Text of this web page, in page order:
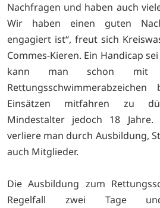
Nachfragen und haben auch
Wir haben einen guten
engagiert ist“, freut sich
Commes-Kieren. Ein Handicap
kann man schon mit
Einsätzen mitfahren zu
Mindestalter jedoch 18
verliere man durch Ausbildung,
auch Mitglieder.
Die Ausbildung zum
Regelfall zwei Tage